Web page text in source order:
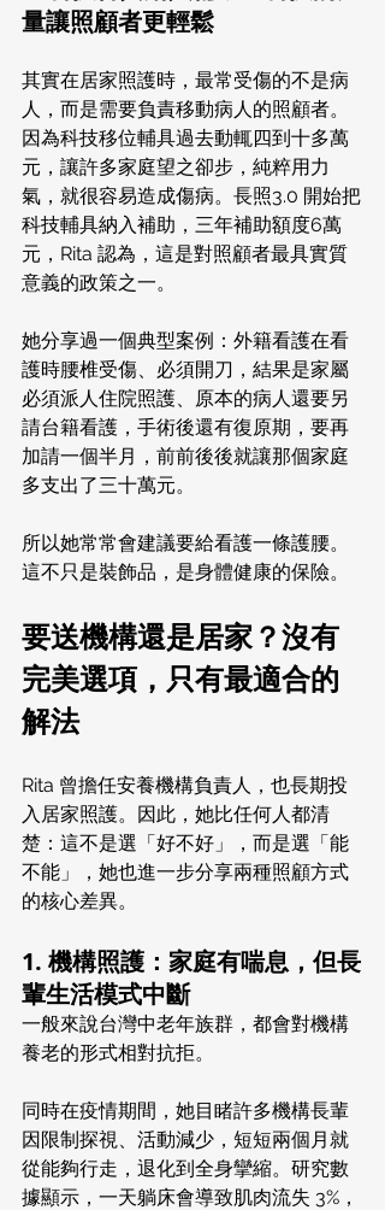
量讓照顧者更輕鬆
其實在居家照護時，最常受傷的不是病
人，而是需要負責移動病人的照顧者。
因為科技移位輔具過去動輒四到十多萬
元，讓許多家庭望之卻步，純粹用力
氣，就很容易造成傷病。長照3.0 開始把
科技輔具納入補助，三年補助額度6萬
元，Rita 認為，這是對照顧者最具實質
意義的政策之一。
她分享過一個典型案例：外籍看護在看
護時腰椎受傷、必須開刀，結果是家屬
必須派人住院照護、原本的病人還要另
請台籍看護，手術後還有復原期，要再
加請一個半月，前前後後就讓那個家庭
多支出了三十萬元。
所以她常常會建議要給看護一條護腰。
這不只是裝飾品，是身體健康的保險。
要送機構還是居家？沒有
完美選項，只有最適合的
解法
Rita 曾擔任安養機構負責人，也長期投
入居家照護。因此，她比任何人都清
楚：這不是選「好不好」，而是選「能
不能」，她也進一步分享兩種照顧方式
的核心差異。
1. 機構照護：家庭有喘息，但長
輩生活模式中斷
一般來說台灣中老年族群，都會對機構
養老的形式相對抗拒。
同時在疫情期間，她目睹許多機構長輩
因限制探視、活動減少，短短兩個月就
從能夠行走，退化到全身攣縮。研究數
據顯示，一天躺床會導致肌肉流失 3%，